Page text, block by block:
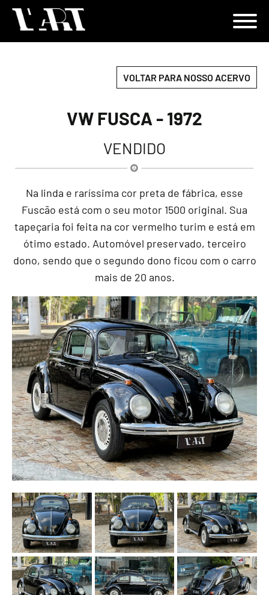
VOLTAR PARA NOSSO ACERVO
VW FUSCA - 1972
VENDIDO
Na linda e raríssima cor preta de fábrica, esse
Fuscão está com o seu motor 1500 original. Sua
tapeçaria foi feita na cor vermelho turim e está em
ótimo estado. Automóvel preservado, terceiro
dono, sendo que o segundo dono ficou com o carro
mais de 20 anos.